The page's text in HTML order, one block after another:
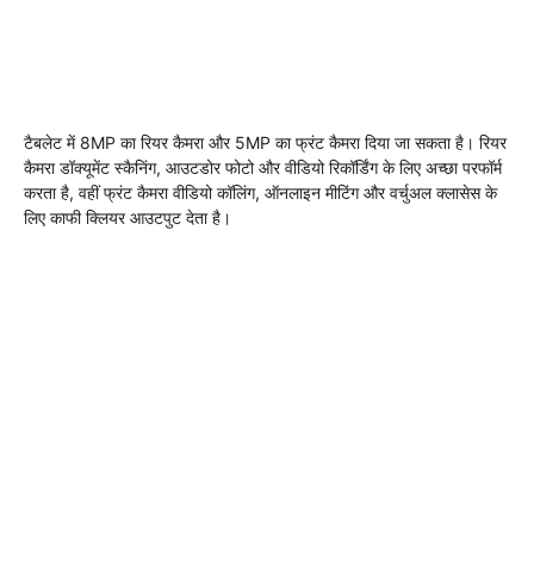
टैबलेट में 8MP का रियर कैमरा और 5MP का फ्रंट कैमरा दिया जा सकता है। रियर
कैमरा डॉक्यूमेंट स्कैनिंग, आउटडोर फोटो और वीडियो रिकॉर्डिंग के लिए अच्छा परफॉर्म
करता है, वहीं फ्रंट कैमरा वीडियो कॉलिंग, ऑनलाइन मीटिंग और वर्चुअल क्लासेस के
लिए काफी क्लियर आउटपुट देता है।